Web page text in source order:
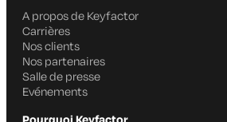
A propos de Keyfactor
Carrières
Nos clients
Nos partenaires
Salle de presse
Evénements
Pourquoi Keyfactor